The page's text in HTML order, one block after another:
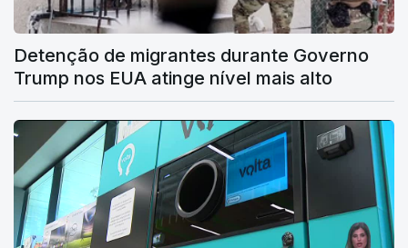
Detenção de migrantes durante Governo
Trump nos EUA atinge nível mais alto